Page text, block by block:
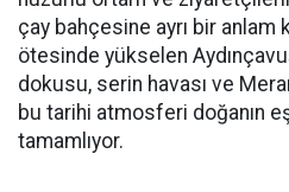
çay bahçesine ayrı bir anlam
ötesinde yükselen
dokusu, serin havası ve
bu tarihi atmosferi doğanın
tamamlıyor.